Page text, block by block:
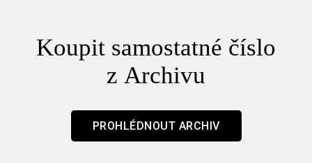
Koupit samostatné číslo
z Archivu
PROHLÉDNOUT ARCHIV